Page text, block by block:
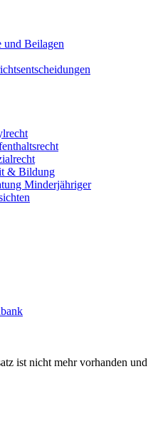
und Beilagen
& Bildung
Minderjähriger
ist nicht mehr vorhanden und